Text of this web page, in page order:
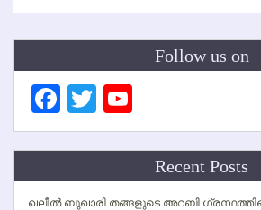
Follow us on
Facebook
Twitter
Channel
Recent Posts
ഖലീല്‍ ബുഖാരി തങ്ങളുടെ അറബി